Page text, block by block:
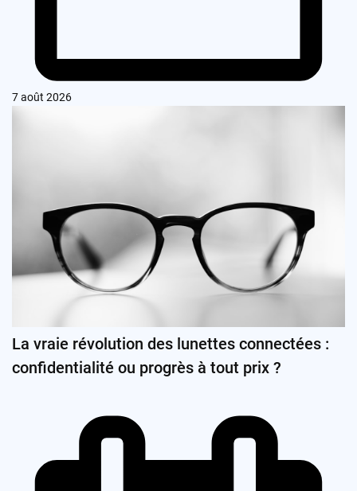
7 août 2026
La vraie révolution des lunettes connectées :
confidentialité ou progrès à tout prix ?